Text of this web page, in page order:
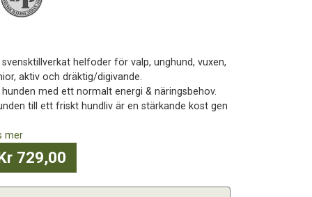
helfoder för valp, unghund, vuxen,
aktiv och dräktig/digivande.
hunden med ett normalt energi & näringsbehov.
till ett friskt hundliv är en stärkande kost gen
mer
729,00